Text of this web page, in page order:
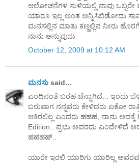
ಆಲೋಚನೆಗಳ ಸುಳಿಯಲ್ಲಿ ನಾವು ಒಬ್ಬರೇ
ಯಾರೂ ಇಲ್ಲ ಅಂತ ಅನ್ನಿಸಿಬಿಡೋದು
ಮನಸಲ್ಲಿನ ಮಾತು ಕಣ್ಣಲ್ಲಿನ ನೀರು
ನಾನು ಅನ್ನುವುದು
October 12, 2009 at 10:12 AM
ಮನಸು said...
ಎಂದಿನಂತೆ ಬರಹ ಚೆನ್ನಾಗಿದೆ... ಇಂದು
ಬರುವಾಗ ನನ್ನವರು ಕೇಳಿದರು ಏಕೋ
ಆಕಿರಲಿಲ್ಲ ಎಂದರು ಹಹಹ, ನಾನು ಅದಕ್ಕೆ
Edition...ಪ್ರಭು ಅವರದು ಎಂದೇಳಿದೆ
ಹಹಹಹ್..
ಯಾರೇ ಇರಲಿ ಯಾರಿಗು ಯಾರಿಲ್ಲ